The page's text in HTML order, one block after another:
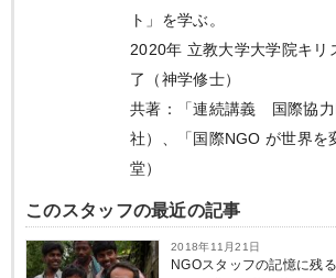
ト」を学ぶ。
2020年 立教大学大学院キリ
了（神学修士）
共著：「連続講義 国際協力
社）、「国際NGO が世界を
堂）
このスタッフの最近の記事
2018年11月21日
NGOスタッフの記憶に残